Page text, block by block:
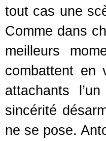
tout cas une
Comme dans
meilleurs
combattent en
attachants
sincérité
ne se pose.